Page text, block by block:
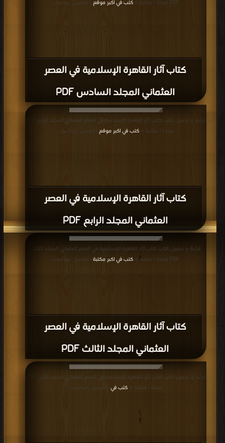
كتاب آثار القاهرة الإسلامية في العصر
العثماني المجلد السادس PDF
PDF مجانا | مكتبة > كتب في اكبر موقع | التحميل : مرة/مرات
كتاب آثار القاهرة الإسلامية في العصر
العثماني المجلد الرابع PDF
مجانا | مكتبة >كتب في اكبر موقع | التحميل : مرة/مرات
كتاب آثار القاهرة الإسلامية في العصر
العثماني المجلد الثالث PDF
قراءة و تحميل كتاب كتاب آثار القاهرة الإسلامية في العصر العثماني المجلد الثالث
PDF مجانا | مكتبة >
كتب في اكبر مكتبة | التحميل : مرة/مرات
مجانا | مكتبة >كتب في | التحميل : مرة/مرات